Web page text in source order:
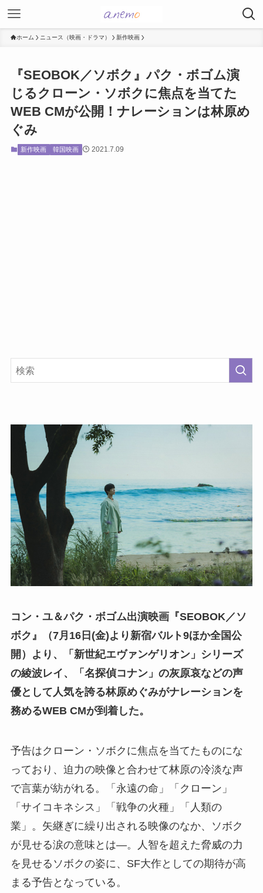
ホーム ニュース（映画・ドラマ） 新作映画
『SEOBOK／ソボク』パク・ボゴム演
じるクローン・ソボクに焦点を当てた
WEB CMが公開！ナレーションは林原め
ぐみ
新作映画 韓国映画 2021.7.09
コン・ユ＆パク・ボゴム出演映画『SEOBOK／ソ
ボク』（7⽉16⽇(⾦)より新宿バルト9ほか全国公
開）より、「新世紀エヴァンゲリオン」シリーズ
の綾波レイ、「名探偵コナン」の灰原哀などの声
優として人気を誇る林原めぐみがナレーションを
務めるWEB CMが到着した。
予告はクローン・ソボクに焦点を当てたものにな
っており、迫力の映像と合わせて林原の冷淡な声
で言葉が紡がれる。「永遠の命」「クローン」
「サイコキネシス」「戦争の火種」「人類の
業」。矢継ぎに繰り出される映像のなか、ソボク
が見せる涙の意味とは―。人智を超えた脅威の力
を見せるソボクの姿に、SF大作としての期待が高
まる予告となっている。